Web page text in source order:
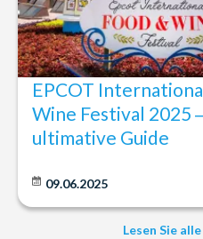
EPCOT
Wine Festival 2025
ultimative Guide
09.06.2025
Lesen Sie